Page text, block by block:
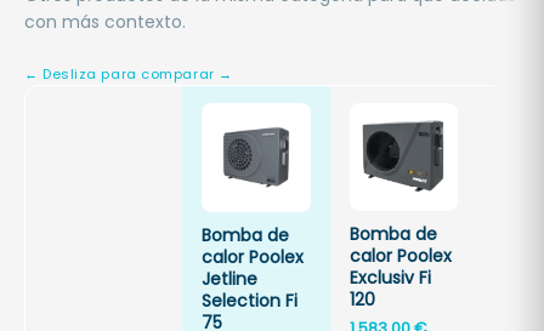
con más contexto.
Bomba de
calor Poolex
Jetline
Selection Fi
75
Bomba de
calor Poolex
Exclusiv Fi
120